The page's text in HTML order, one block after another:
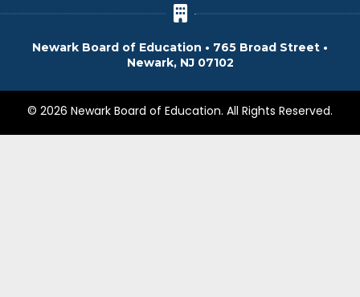
Newark Board of Education • 765 Broad Street •
Newark, NJ 07102
© 2026 Newark Board of Education. All Rights Reserved.